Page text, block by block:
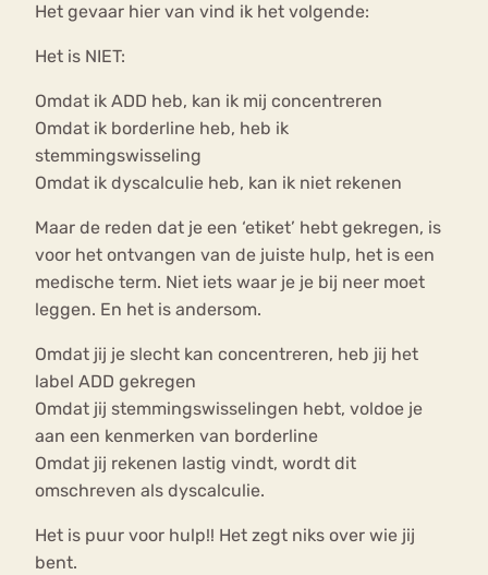
Het gevaar hier van vind ik het volgende:
Het is NIET:
Omdat ik ADD heb, kan ik mij concentreren
Omdat ik borderline heb, heb ik
stemmingswisseling
Omdat ik dyscalculie heb, kan ik niet rekenen
Maar de reden dat je een ‘etiket’ hebt gekregen, is
voor het ontvangen van de juiste hulp, het is een
medische term. Niet iets waar je je bij neer moet
leggen. En het is andersom.
Omdat jij je slecht kan concentreren, heb jij het
label ADD gekregen
Omdat jij stemmingswisselingen hebt, voldoe je
aan een kenmerken van borderline
Omdat jij rekenen lastig vindt, wordt dit
omschreven als dyscalculie.
Het is puur voor hulp!! Het zegt niks over wie jij
bent.